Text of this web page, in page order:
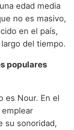
edad media
no es masivo,
en el país,
del tiempo.
populares
es Nour. En el
su sonoridad,